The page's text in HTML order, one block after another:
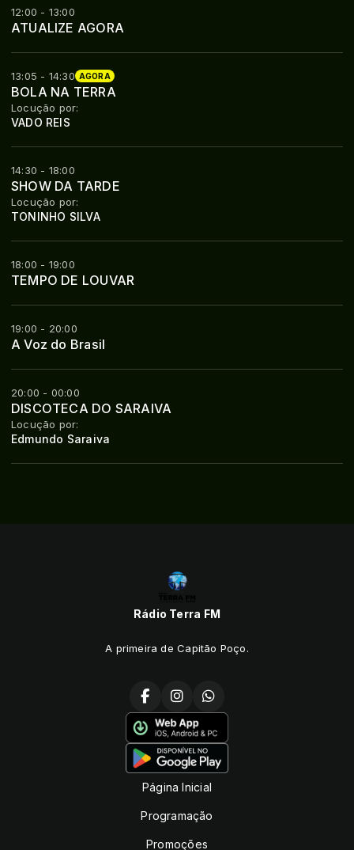
12:00 - 13:00
ATUALIZE AGORA
13:05 - 14:30 AGORA
BOLA NA TERRA
Locução por:
VADO REIS
14:30 - 18:00
SHOW DA TARDE
Locução por:
TONINHO SILVA
18:00 - 19:00
TEMPO DE LOUVAR
19:00 - 20:00
A Voz do Brasil
20:00 - 00:00
DISCOTECA DO SARAIVA
Locução por:
Edmundo Saraiva
Rádio Terra FM
A primeira de Capitão Poço.
Página Inicial
Programação
Promoções